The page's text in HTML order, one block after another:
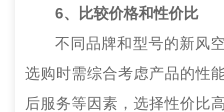
6、比较价格和性价比
不同品牌和型号的新风
选购时需综合考虑产品的性
后服务等因素，选择性价比